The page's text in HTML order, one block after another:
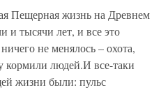
Пещерная жизнь на Древнем
и тысячи лет, и все это
не менялось – охота,
кормили людей.И все-таки
жизни были: пульс